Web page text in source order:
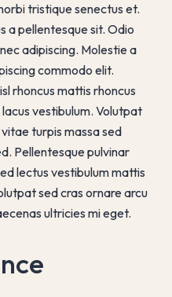
tristique senectus et.
a pellentesque sit. Odio
adipiscing. Molestie a
commodo elit.
rhoncus mattis rhoncus
vestibulum. Volutpat
turpis massa sed
Pellentesque pulvinar
lectus vestibulum mattis
sed cras ornare arcu
ultricies mi eget.